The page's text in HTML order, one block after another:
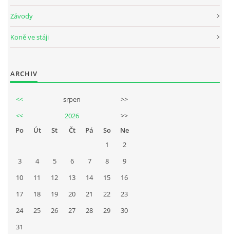
Závody
Koně ve stáji
ARCHIV
<< srpen
>>
<<
2026
>>
Po
Út St Čt Pá So
Ne
1
2
3
4 5 6 7 8
9
10
11 12 13 14 15
16
17
18 19 20 21 22
23
24
25 26 27 28 29
30
31